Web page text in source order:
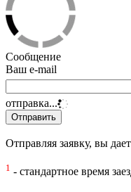
Сообщение
Ваш e-mail
отправка...
Отправляя заявку, вы
1 - стандартное время